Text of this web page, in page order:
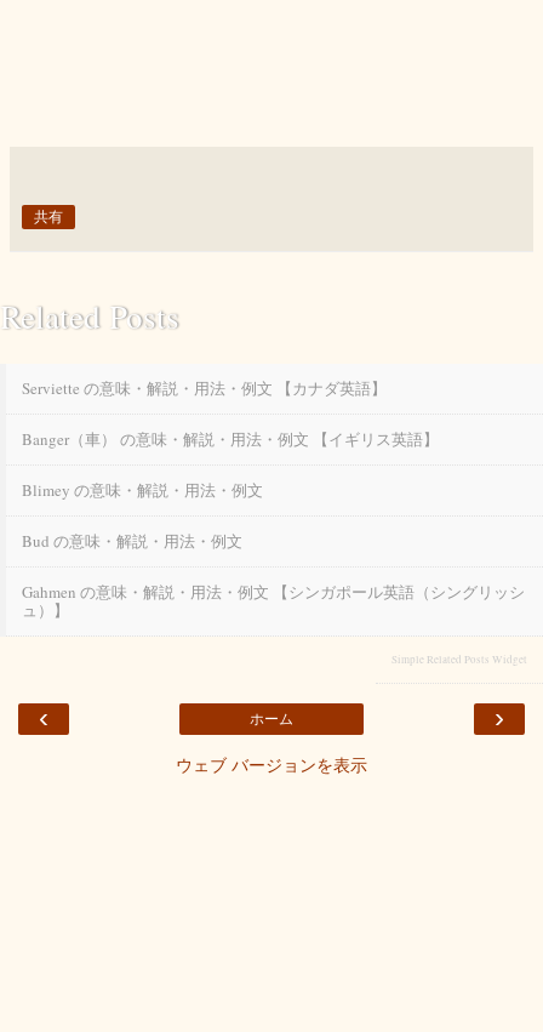
共有
Related Posts
Serviette の意味・解説・用法・例文 【カナダ英語】
Banger（車） の意味・解説・用法・例文 【イギリス英語】
Blimey の意味・解説・用法・例文
Bud の意味・解説・用法・例文
Gahmen の意味・解説・用法・例文 【シンガポール英語（シングリッシ
ュ）】
Simple Related Posts Widget
‹ ›
ホーム
ウェブ バージョンを表示